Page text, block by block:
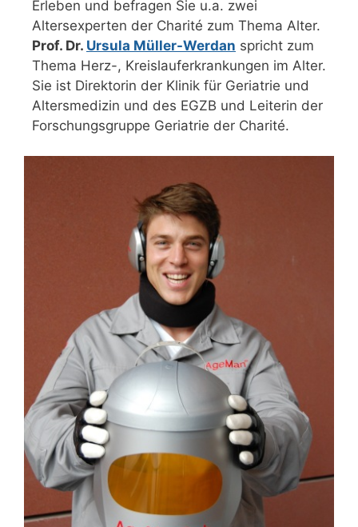
Erleben und befragen Sie u.a. zwei
Altersexperten der Charité zum Thema Alter.
Prof. Dr. Ursula Müller-Werdan spricht zum
Thema Herz-, Kreislauferkrankungen im Alter.
Sie ist Direktorin der Klinik für Geriatrie und
Altersmedizin und des EGZB und Leiterin der
Forschungsgruppe Geriatrie der Charité.